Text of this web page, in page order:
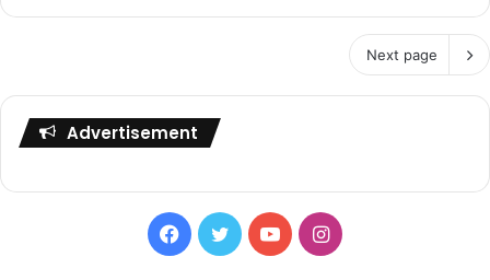
Next page
Advertisement
Facebook
TwitterYouTubeInstagram